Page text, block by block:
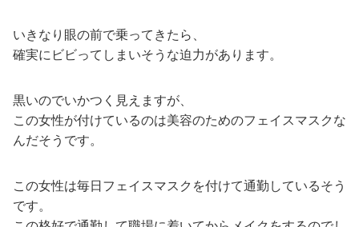
いきなり眼の前で乗ってきたら、
確実にビビってしまいそうな迫力があります。
黒いのでいかつく見えますが、
この女性が付けているのは美容のためのフェイスマスクな
んだそうです。
この女性は毎日フェイスマスクを付けて通勤しているそう
です。